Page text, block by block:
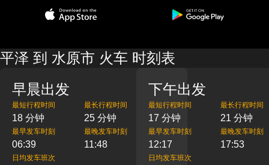
平泽 到 水原市 火车 时刻表
早晨出发
最短行程时间
18 分钟
最长行程时间
25 分钟
最早发车时刻
06:39
最晚发车时刻
11:48
日均发车班次
下午出发
最短行程时间
17 分钟
最长行程时间
21 分钟
最早发车时刻
12:17
最晚发车时刻
17:53
日均发车班次